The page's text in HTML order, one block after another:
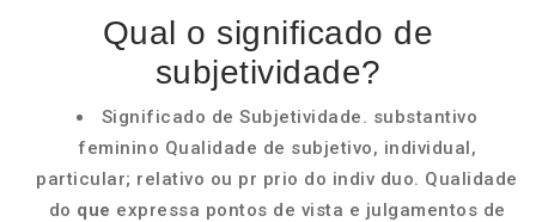
Qual o significado de
subjetividade?
Significado de Subjetividade. substantivo
feminino Qualidade de subjetivo, individual,
particular; relativo ou pr prio do indiv duo. Qualidade
do que expressa pontos de vista e julgamentos de